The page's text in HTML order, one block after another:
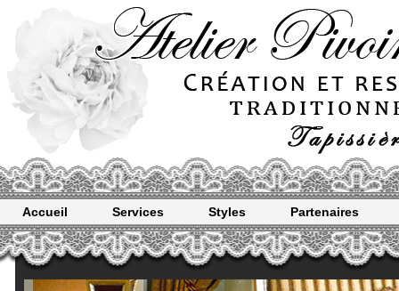
Accueil Services Styles Partenaires